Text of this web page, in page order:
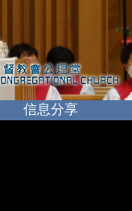
信息分享